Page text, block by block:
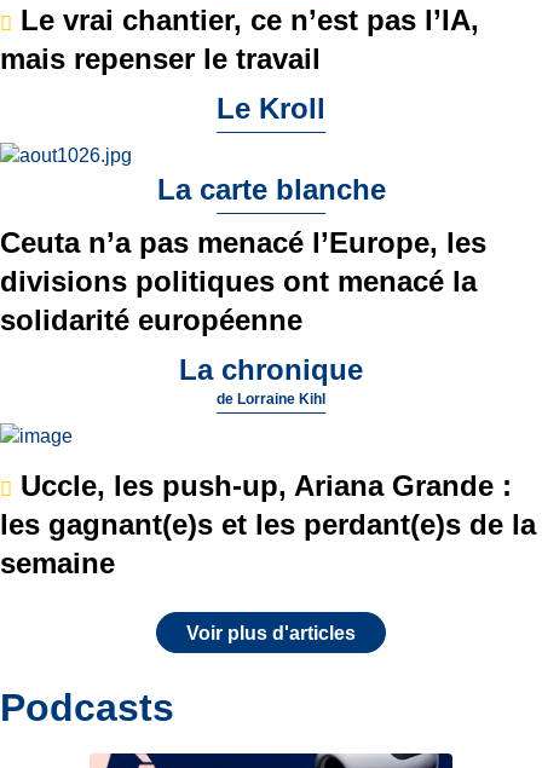
Le vrai chantier, ce n’est pas l’IA,
mais repenser le travail
Le Kroll
La carte blanche
Ceuta n’a pas menacé l’Europe, les
divisions politiques ont menacé la
solidarité européenne
La chronique
de Lorraine Kihl
Uccle, les push-up, Ariana Grande :
les gagnant(e)s et les perdant(e)s de la
semaine
Voir plus d'articles
Podcasts